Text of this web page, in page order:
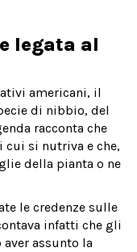
legata al
americani, il
di nibbio, del
racconta che
si nutriva e che,
della pianta o ne
le credenze sulle
infatti che gli
assunto la